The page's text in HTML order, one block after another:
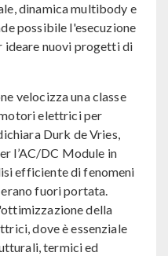
dinamica multibody e
possibile l'esecuzione
nuovi progetti di
velocizza una classe
elettrici per
Durk de Vries,
l’AC/DC Module in
efficiente di fenomeni
fuori portata.
della
dove è essenziale
termici ed